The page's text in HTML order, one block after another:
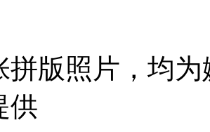
拼版照片，均
供